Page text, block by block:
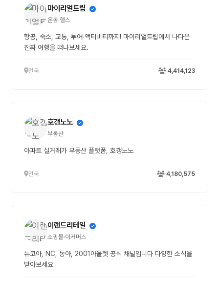
마이리얼트립
운동·헬스
항공, 숙소, 교통, 투어∙액티비티까지! 마이리얼트립에서 나다운
진짜 여행을 떠나보세요.
전국 4,414,123
호갱노노
부동산
아파트 실거래가 부동산 플랫폼, 호갱노노
전국 4,180,575
이랜드리테일
쇼핑몰·이커머스
뉴코아, NC, 동아, 2001아울렛 공식 채널입니다 다양한 소식을
받아보세요